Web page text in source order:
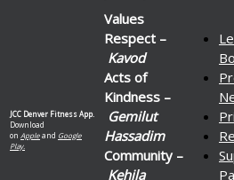
JCC Denver Fitness App.
Download
on Appleand Google
Play.
Values
Respect –
Kavod
Acts of
Kindness –
Gemilut
Hassadim
Community –
Kehila